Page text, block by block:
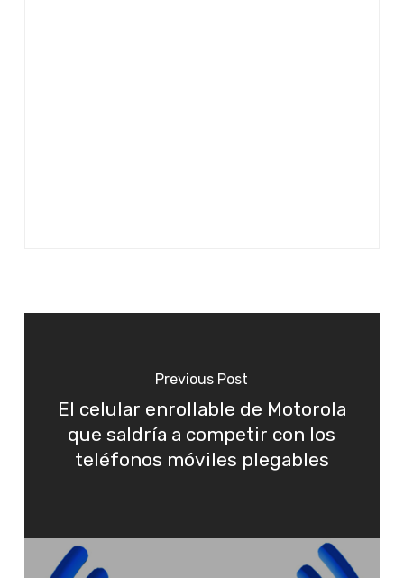
Previous Post
El celular enrollable de Motorola
que saldría a competir con los
teléfonos móviles plegables